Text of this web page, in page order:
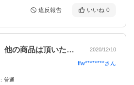
違反報告 いいね 0
こちらのストアの、他の商品は頂いた事が… 2020/12/10
ffw********さん
： 普通